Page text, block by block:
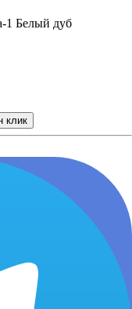
1 Белый дуб